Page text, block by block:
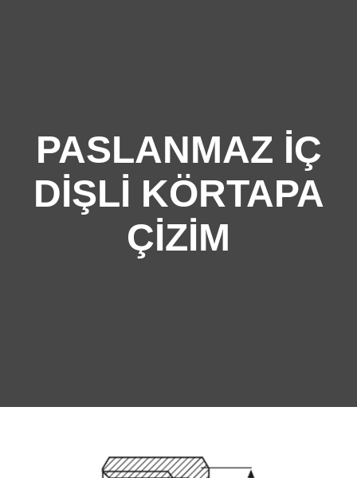
PASLANMAZ İÇ
DIŞLI KÖRTAPA
ÇIZIM